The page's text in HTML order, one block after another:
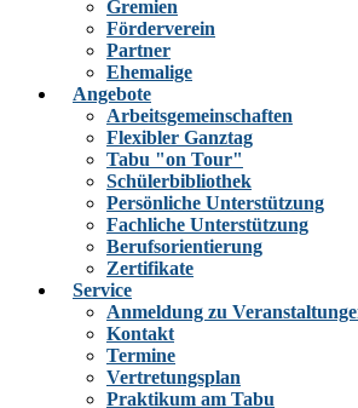
Gremien
Förderverein
Partner
Ehemalige
Angebote
Arbeitsgemeinschaften
Flexibler Ganztag
Tabu "on Tour"
Schülerbibliothek
Persönliche Unterstützung
Fachliche Unterstützung
Berufsorientierung
Zertifikate
Service
Anmeldung zu
Kontakt
Termine
Vertretungsplan
Praktikum am Tabu